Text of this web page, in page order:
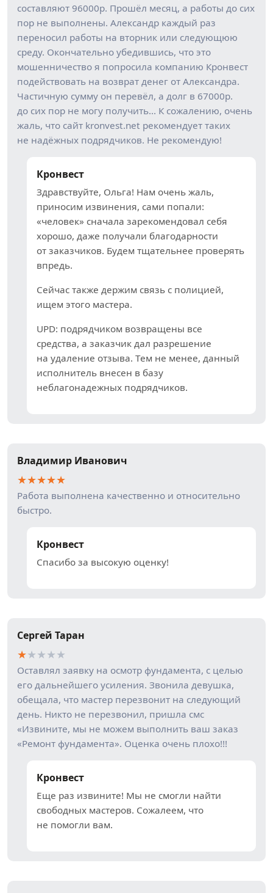
составляют 96000р. Прошёл месяц, а работы до сих
пор не выполнены. Александр каждый раз
переносил работы на вторник или следующюю
среду. Окончательно убедившись, что это
мошенничество я попросила компанию Кронвест
подействовать на возврат денег от Александра.
Частичную сумму он перевёл, а долг в 67000р.
до сих пор не могу получить… К сожалению, очень
жаль, что сайт kronvest.net рекомендует таких
не надёжных подрядчиков. Не рекомендую!
Кронвест
Здравствуйте, Ольга! Нам очень жаль,
приносим извинения, сами попали:
«человек» сначала зарекомендовал себя
хорошо, даже получали благодарности
от заказчиков. Будем тщательнее проверять
впредь.
Сейчас также держим связь с полицией,
ищем этого мастера.
UPD: подрядчиком возвращены все
средства, а заказчик дал разрешение
на удаление отзыва. Тем не менее, данный
исполнитель внесен в базу
неблагонадежных подрядчиков.
Владимир Иванович
★★★★★
Работа выполнена качественно и относительно
быстро.
Кронвест
Спасибо за высокую оценку!
Сергей Таран
★★★★★
Оставлял заявку на осмотр фундамента, с целью
его дальнейшего усиления. Звонила девушка,
обещала, что мастер перезвонит на следующий
день. Никто не перезвонил, пришла смс
«Извините, мы не можем выполнить ваш заказ
«Ремонт фундамента». Оценка очень плохо!!!
Кронвест
Еще раз извините! Мы не смогли найти
свободных мастеров. Сожалеем, что
не помогли вам.